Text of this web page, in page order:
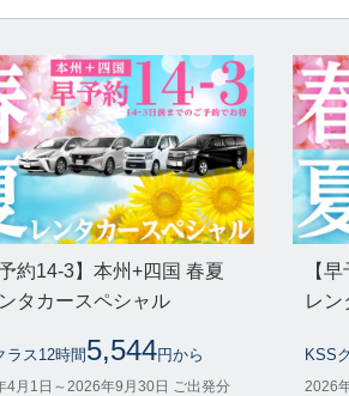
予約14-3】本州+四国 春夏
タカースペシャル
ラス12時間 5,544円から
4月1日～2026年9月30日 ご出発分
【
レン
KSS
2026